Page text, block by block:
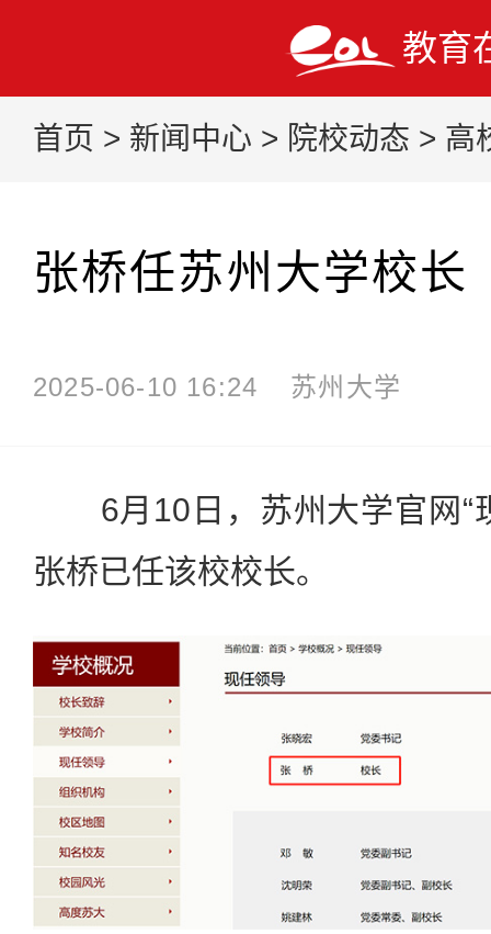
教育
首页 > 新闻中心 > 院校动态 > 高
张桥任苏州大学校长
2025-06-10 16:24 苏州大学
6月10日，苏州大学官网“
张桥已任该校校长。